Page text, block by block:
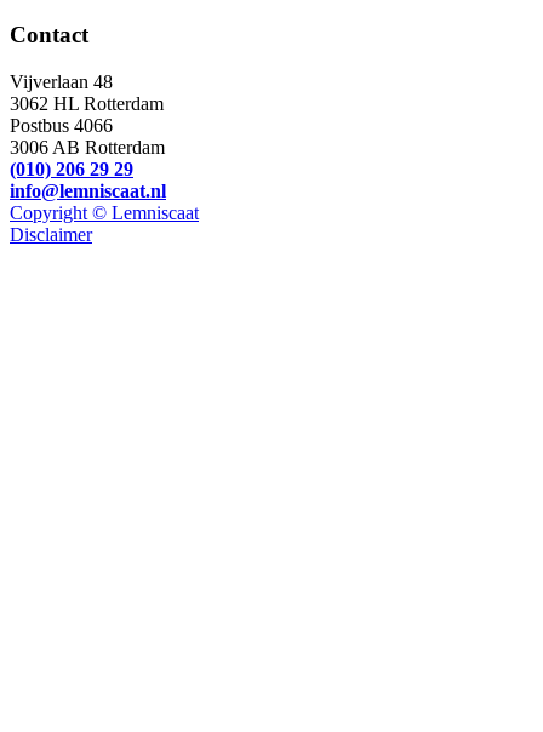
Contact
Vijverlaan 48
3062 HL Rotterdam
Postbus 4066
3006 AB Rotterdam
(010) 206 29 29
info@lemniscaat.nl
Copyright © Lemniscaat
Disclaimer